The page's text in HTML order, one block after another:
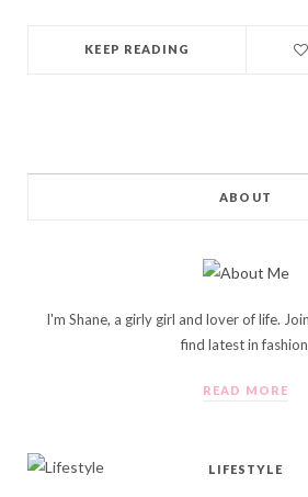
KEEP READING
ABOUT
I'm Shane, a girly girl and lover of life.
find latest in
READ MORE
LIFESTYLE